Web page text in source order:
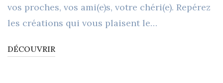
vos proches, vos ami(e)s, votre chéri(e). Repérez
les créations qui vous plaisent le…
DÉCOUVRIR